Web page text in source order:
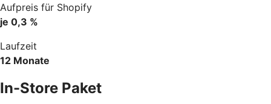
Aufpreis für Shopify
je 0,3 %
Laufzeit
12 Monate
In-Store Paket